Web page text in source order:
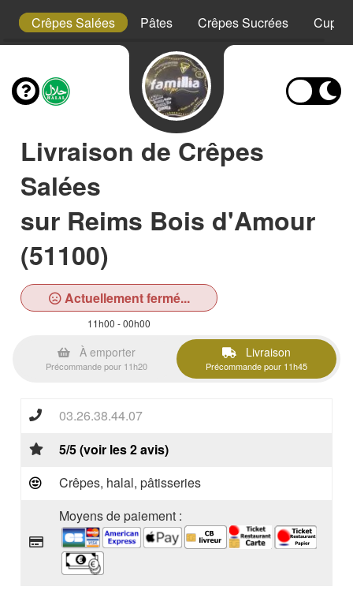
Crêpes Salées Pâtes Crêpes Sucrées Cup
Livraison de Crêpes
Salées
sur Reims Bois d'Amour
(51100)
Actuellement fermé...
11h00 - 00h00
À emporter
Précommande pour 11h20
Livraison
Précommande pour 11h45
03.26.38.44.07
5/5 (voir les 2 avis)
Crêpes, halal, pâtisseries
Moyens de paiement :